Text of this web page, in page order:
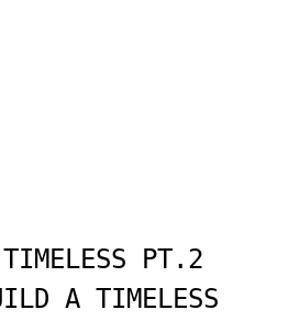
PT.2
A TIMELESS